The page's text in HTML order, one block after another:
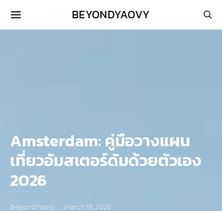
BEYONDYAOVY
Amsterdam: คู่มือวางแผน
เที่ยวอัมสเตอร์ดัมด้วยตัวเอง
2026
BeyondYaovy March 18, 2026